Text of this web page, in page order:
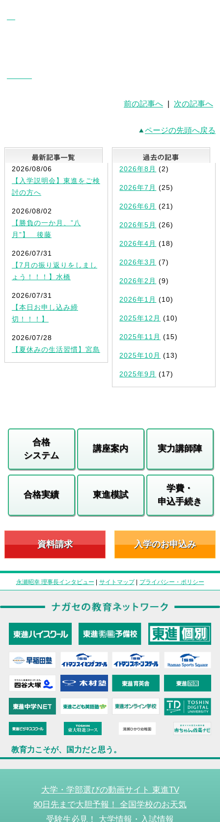
前の記事へ 次の記事へ
ページの先頭へ戻る
最新記事一覧
2026/08/06
【入学説明会】東進をご検
討の方へ
2026/08/02
【勝負の一か月、”八
月”】 後藤
2026/07/31
【7月の振り返りをしまし
ょう！！！】水橋
2026/07/31
【本日お申し込み締
切！！！】
2026/07/28
【夏休みの生活習慣】宮島
2026年8月 (2)
2026年7月 (25)
2026年6月 (21)
2026年5月 (26)
2026年4月 (18)
2026年3月 (7)
2026年2月 (9)
2026年1月 (10)
2025年12月 (10)
2025年11月 (15)
2025年10月 (13)
2025年9月 (17)
合格
システム
講座案内 実力講師陣
合格実績 東進模試
学費・
申込手続き
資料請求 入学のお申込み
永瀬昭幸 理事長インタビュー | サイトマップ| プライバシー・ポリシー
教育力こそが、国力だと思う。
大学・学部選びの動画サイト 東進TV
90日先まで大胆予報！ 全国学校のお天気
受験生必見！ 大学情報・入試情報